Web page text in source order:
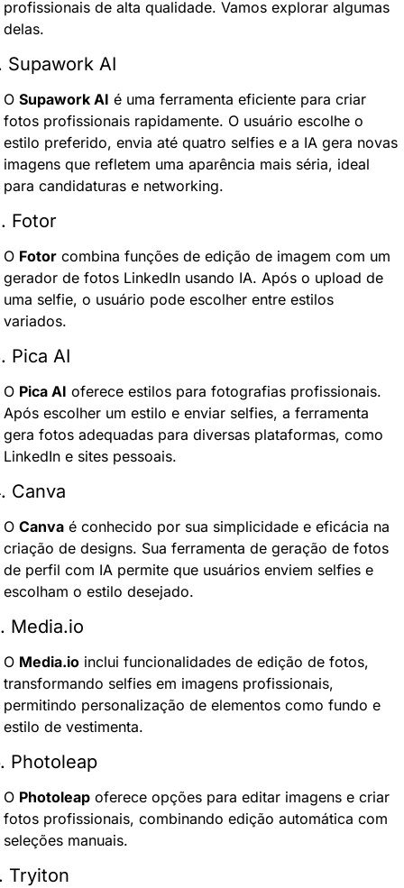
profissionais de alta qualidade. Vamos explorar algumas
delas.
Supawork AI
O Supawork AI é uma ferramenta eficiente para criar
fotos profissionais rapidamente. O usuário escolhe o
estilo preferido, envia até quatro selfies e a IA gera novas
imagens que refletem uma aparência mais séria, ideal
para candidaturas e networking.
Fotor
O Fotor combina funções de edição de imagem com um
gerador de fotos LinkedIn usando IA. Após o upload de
uma selfie, o usuário pode escolher entre estilos
variados.
Pica AI
O Pica AI oferece estilos para fotografias profissionais.
Após escolher um estilo e enviar selfies, a ferramenta
gera fotos adequadas para diversas plataformas, como
LinkedIn e sites pessoais.
Canva
O Canva é conhecido por sua simplicidade e eficácia na
criação de designs. Sua ferramenta de geração de fotos
de perfil com IA permite que usuários enviem selfies e
escolham o estilo desejado.
Media.io
O Media.io inclui funcionalidades de edição de fotos,
transformando selfies em imagens profissionais,
permitindo personalização de elementos como fundo e
estilo de vestimenta.
Photoleap
O Photoleap oferece opções para editar imagens e criar
fotos profissionais, combinando edição automática com
seleções manuais.
Tryiton